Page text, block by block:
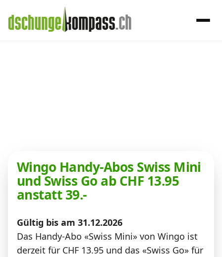
Kombi-Angebote
Aktionen
News
Wingo Handy-Abos Swiss Mini
und Swiss Go ab CHF 13.95
anstatt 39.-
Gültig bis am 31.12.2026
Das Handy-Abo «Swiss Mini» von Wingo ist
derzeit für CHF 13.95 und das «Swiss Go» für